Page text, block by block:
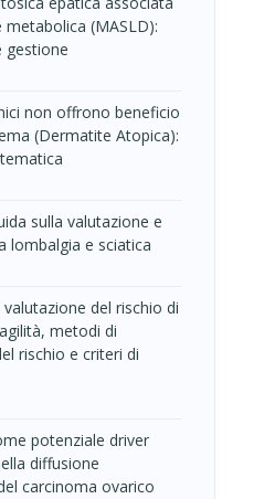
(MASLD):
gestione
non offrono beneficio
(Dermatite Atopica):
sulla valutazione e
lombalgia e sciatica
del rischio di
metodi di
rischio e criteri di
potenziale driver
diffusione
carcinoma ovarico